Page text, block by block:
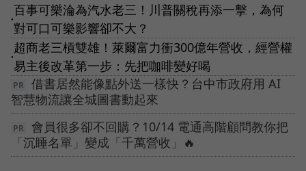
●
百事可樂淪為汽水老三！川普關稅再添一擊，為何
對可口可樂影響卻不大？
●
超商老三槓雙雄！萊爾富力衝300億年營收，經營權
易主後改革第一步：先把咖啡變好喝
借書居然能像點外送一樣快？台中市政府用 AI
智慧物流讓全城圖書動起來
會員很多卻不回購？10/14 電通高階顧問教你把
「沉睡名單」變成「千萬營收」🔥